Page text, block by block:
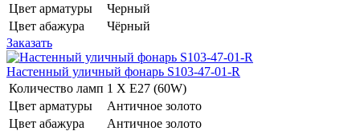
Цвет арматуры
Черный
Цвет абажура
Чёрный
Заказать
Настенный уличный фонарь S103-47-01-R
Количество ламп 1 Х E27 (60W)
Цвет арматуры
Античное золото
Цвет абажура
Античное золото